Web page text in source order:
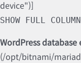
device")]
SHOW FULL
WordPress database
(/opt/bitnami/